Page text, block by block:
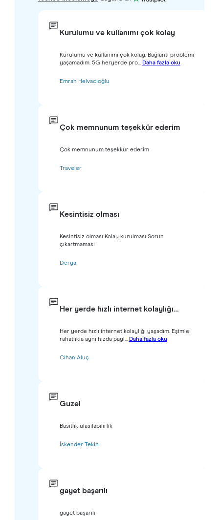
Kurulumu ve kullanımı çok kolay
Kurulumu ve kullanımı çok kolay. Bağlantı problemi
yaşamadım. 5G heryerde pro... Daha fazla oku
Emrah Helvacıoğlu
Çok memnunum teşekkür ederim
Çok memnunum teşekkür ederim
Traveler
Kesintisiz olması
Kesintisiz olması Kolay kurulması Sorun
çıkartmaması
Derya
Her yerde hızlı internet kolaylığı…
Her yerde hızlı internet kolaylığı yaşadım. Eşimle
rahatlıkla aynı hızda payl... Daha fazla oku
Cihan Aluç
Guzel
Basitlik ulasilabilirlik
İskender Tekin
gayet başarılı
gayet başarılı